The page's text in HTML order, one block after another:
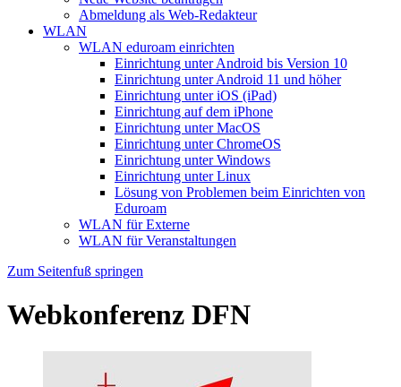
Abmeldung als Web-Redakteur
WLAN
WLAN eduroam einrichten
Einrichtung unter Android bis Version 10
Einrichtung unter Android 11 und höher
Einrichtung unter iOS (iPad)
Einrichtung auf dem iPhone
Einrichtung unter MacOS
Einrichtung unter ChromeOS
Einrichtung unter Windows
Einrichtung unter Linux
Lösung von Problemen beim Einrichten von
Eduroam
WLAN für Externe
WLAN für Veranstaltungen
Zum Seitenfuß springen
Webkonferenz DFN